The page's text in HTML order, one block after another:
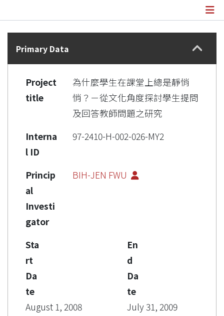
Details
Primary Data
Project
title
為什麼學生在課堂上總是靜悄
悄？－從文化角度探討學生提問
及回答教師問題之研究
Interna
l ID
97-2410-H-002-026-MY2
Princip
al
Investi
gator
BIH-JEN FWU
Sta
rt
Da
te
August 1, 2008
En
d
Da
te
July 31, 2009